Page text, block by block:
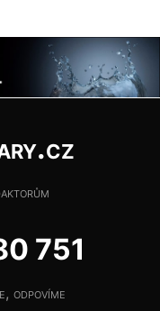
751
odpovíme